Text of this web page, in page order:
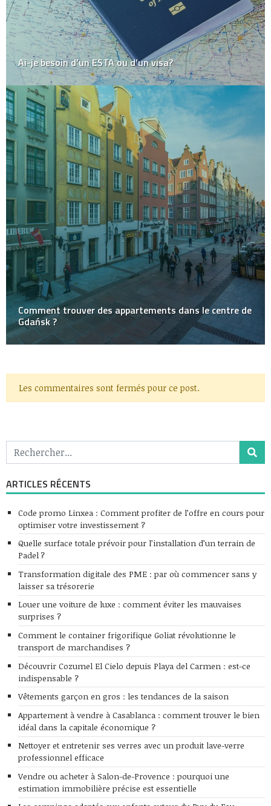
Ai-je besoin d’un ESTA ou d’un visa?
Comment trouver des appartements dans le centre de
Gdańsk ?
Les commentaires sont fermés pour ce post.
ARTICLES RÉCENTS
Code promo Linxea : Comment profiter de l’offre en cours pour
optimiser votre investissement ?
Quelle surface totale prévoir pour l’installation d’un terrain de
Padel ?
Transformation digitale des PME : par où commencer sans y
laisser sa trésorerie
Louer une voiture de luxe : comment éviter les mauvaises
surprises ?
Comment le container frigorifique Goliat révolutionne le
transport de marchandises ?
Découvrir Cozumel El Cielo depuis Playa del Carmen : est-ce
indispensable ?
Vêtements garçon en gros : les tendances de la saison
Appartement à vendre à Casablanca : comment trouver le bien
idéal dans la capitale économique ?
Nettoyer et entretenir ses verres avec un produit lave-verre
professionnel efficace
Vendre ou acheter à Salon-de-Provence : pourquoi une
estimation immobilière précise est essentielle